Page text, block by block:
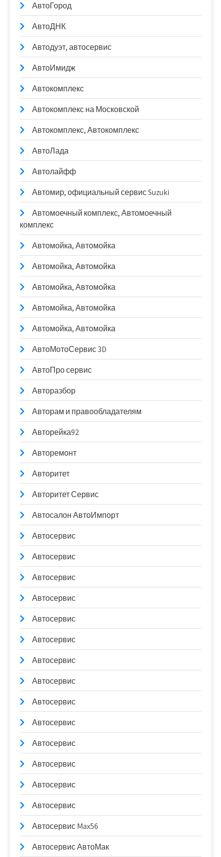
АвтоГород
АвтоДНК
Автодуэт, автосервис
АвтоИмидж
Автокомплекс
Автокомплекс на Московской
Автокомплекс, Автокомплекс
АвтоЛада
Автолайфф
Автомир, официальный сервис Suzuki
Автомоечный комплекс, Автомоечный
комплекс
Автомойка, Автомойка
Автомойка, Автомойка
Автомойка, Автомойка
Автомойка, Автомойка
Автомойка, Автомойка
АвтоМотоСервис 3D
АвтоПро сервис
Авторазбор
Авторам и правообладателям
Авторейка92
Авторемонт
Авторитет
Авторитет Сервис
Автосалон АвтоИмпорт
Автосервис
Автосервис
Автосервис
Автосервис
Автосервис
Автосервис
Автосервис
Автосервис
Автосервис
Автосервис
Автосервис
Автосервис
Автосервис
Автосервис
Автосервис Max56
Автосервис АвтоМак